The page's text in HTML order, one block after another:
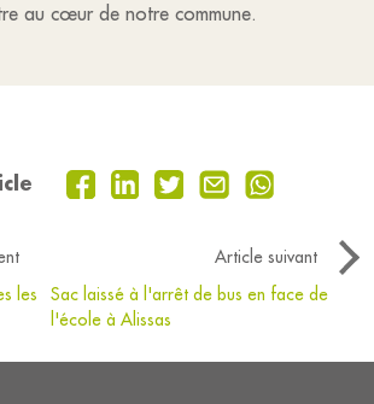
au cœur de notre commune.
Article suivant
les
Sac laissé à l'arrêt de bus en face de
l'école à Alissas